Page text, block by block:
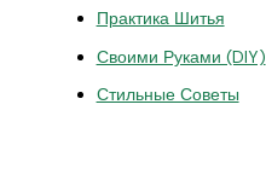
Практика Шитья
Своими Руками (DIY)
Стильные Советы